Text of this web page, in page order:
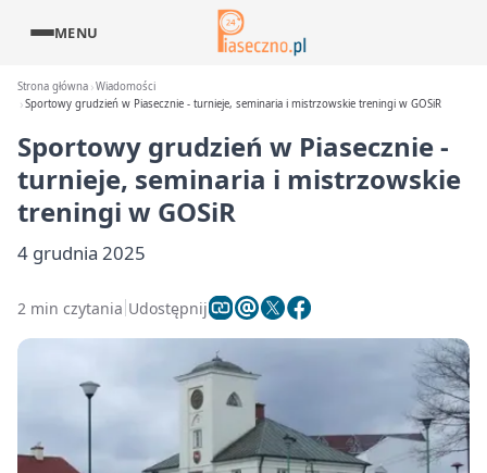
MENU
Strona główna Wiadomości
Sportowy grudzień w Piasecznie - turnieje, seminaria i mistrzowskie treningi w GOSiR
Sportowy grudzień w Piasecznie -
turnieje, seminaria i mistrzowskie
treningi w GOSiR
4 grudnia 2025
2 min czytania Udostępnij